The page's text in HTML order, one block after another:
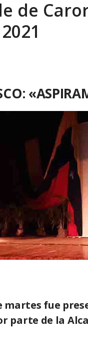
TU? Por:
de
martes fue
parte de la